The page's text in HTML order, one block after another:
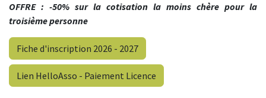
OFFRE : -50% sur la cotisation la moins chère pour la
troisième personne
Fiche d'inscription 2026 - 2027
Lien HelloAsso - Paiement Licence